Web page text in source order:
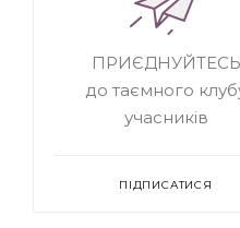
ПРИЄДНУЙТЕСЬ
до таємного
учасників
ПІДПИСАТИСЯ